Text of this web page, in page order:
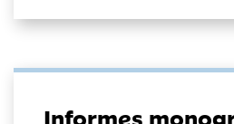
Informes